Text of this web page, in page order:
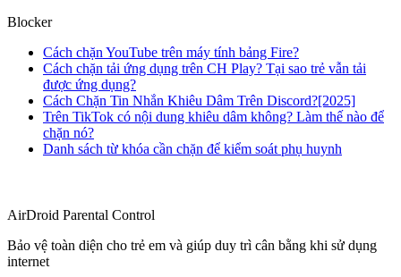
Blocker
Cách chặn YouTube trên máy tính bảng Fire?
Cách chặn tải ứng dụng trên CH Play? Tại sao trẻ vẫn tải
được ứng dụng?
Cách Chặn Tin Nhắn Khiêu Dâm Trên Discord?[2025]
Trên TikTok có nội dung khiêu dâm không? Làm thế nào để
chặn nó?
Danh sách từ khóa cần chặn để kiểm soát phụ huynh
AirDroid Parental Control
Bảo vệ toàn diện cho trẻ em và giúp duy trì cân bằng khi sử dụng
internet